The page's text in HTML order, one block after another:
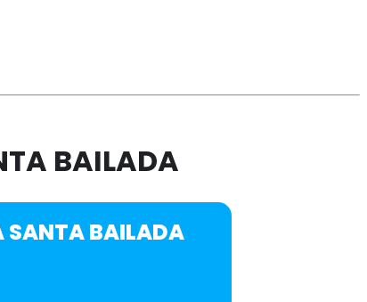
BAILADA
SANTA BAILADA